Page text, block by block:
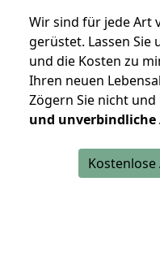
Wir sind für jede Art
gerüstet. Lassen Sie
und die Kosten zu
Ihren neuen
Zögern Sie nicht und
und unverbindliche